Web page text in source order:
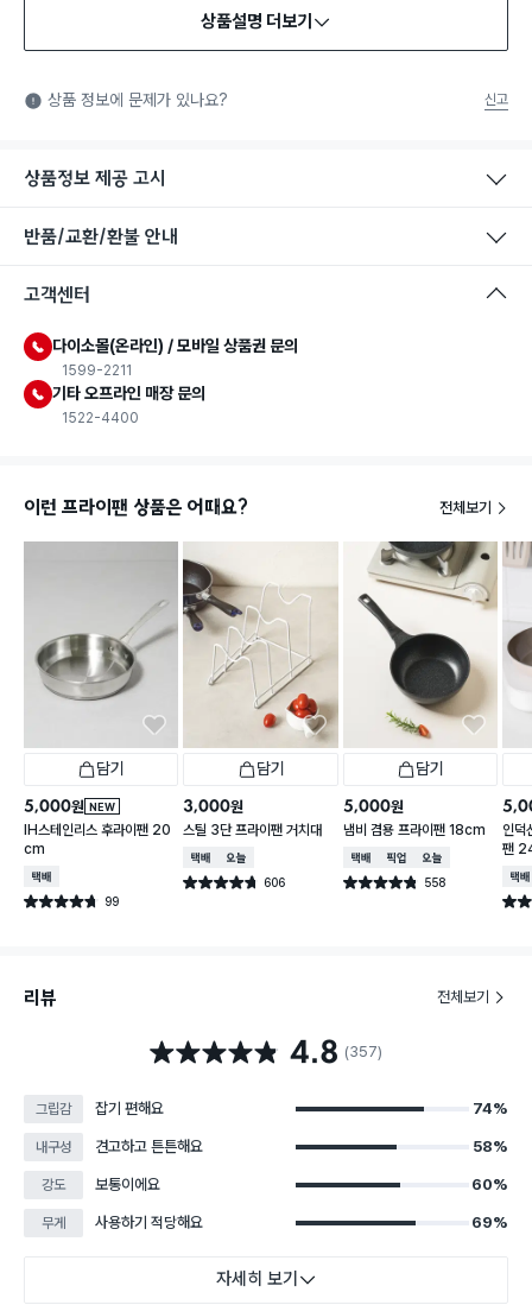
식품용 기구: 식품위생법에서 정한 규격에 따라 제조되어 식품 또
는 식품첨가물에 사용할 수 있는 식품용기구라는 표시입니다.
상품설명 더보기
상품 정보에 문제가 있나요? 신고
상품정보 제공 고시
반품/교환/환불 안내
고객센터
다이소몰(온라인) / 모바일 상품권 문의
1599-2211
기타 오프라인 매장 문의
1522-4400
이런 프라이팬 상품은 어때요? 전체보기
담기
NEW
5,000원
IH스테인리스 후라이팬 20
cm
택배배송
별점 4.7점 99
건 작성
담기
3,000원
스틸 3단 프라이팬 거치대
택배배송오늘배송
별점 4.7점 606
건 작성
담기
5,000원
냄비 겸용 프라이팬 18cm
택배배송매장픽업오늘배송
별점 4.8점 558
건 작성
인덕
팬
택배
별점
리뷰 전체보기
별점 4.8점 4.8 (357)
그립감 잡기 편해요 74%
내구성 견고하고 튼튼해요 58%
강도 보통이에요 60%
무게 사용하기 적당해요 69%
자세히 보기